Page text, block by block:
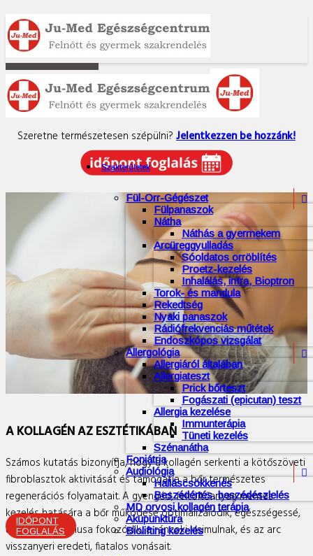
Szakterületek
Fül-Orr-Gégészet 
Fülpanaszok
Nátha
Náthás a gyermekem
Arcüreggyulladás
Sóoldatos orröblítés
Proetz-kezelés
Inhalálás, infra, Bioptron
Torok- és mandula
Rekedtség
Nyaki panaszok
Rádiófrekvenciás műtétek
Endoszkópos vizsgálat
Allergológia

Allergiáról általában
Allergiateszt
Prick bőrteszt
Fogászati (epicutan) teszt
Allergia kezelése
Immunterápia
Tüneti kezelés
Szénanátha
Foniátria
Audiológia

Halláscsökkenés
Beszédértés, beszédészlelés
MD orvosi kollagén terápia
Akupunktúra
Biolifting kezelés
IDŐPONT
FOGLALÁS
Biolifting kezelés
Szeretne természetesen szépülni? Jelentkezzen be hozzánk!
A KOLLAGÉN AZ ESZTÉTIKÁBAN
Számos kutatás bizonyítja, hogy a kollagén serkenti a kötőszöveti
fibroblasztok aktivitását és támogatja a bőr természetes
regenerációs folyamatait. A gyengéd, feltöltőanyag mentes
kezelés hatására a bőr működése optimalizálódik, egészségessé,
üdévé válik, tónusa fokozódik, a ráncoki kisimulnak, és az arc
visszanyeri eredeti, fiatalos vonásait.